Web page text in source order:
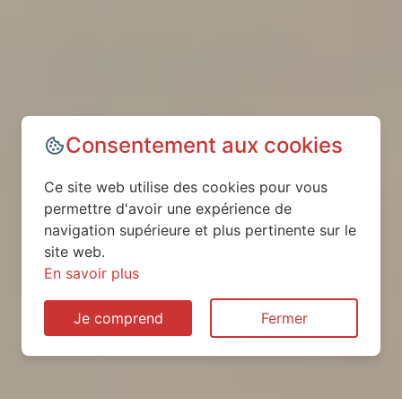
Consentement aux cookies
Ce site web utilise des cookies pour vous
permettre d'avoir une expérience de
navigation supérieure et plus pertinente sur le
site web.
En savoir plus
Je comprend Fermer